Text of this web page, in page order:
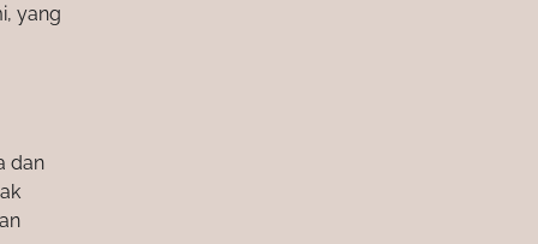
yang
dan